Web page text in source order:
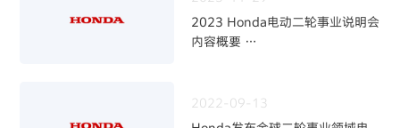
2023 Honda电动二轮事业说明会
内容概要
2022-09-13